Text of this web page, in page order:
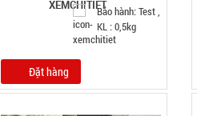
Bảo hành: Test ,
KL : 0,5kg
Đặt hàng